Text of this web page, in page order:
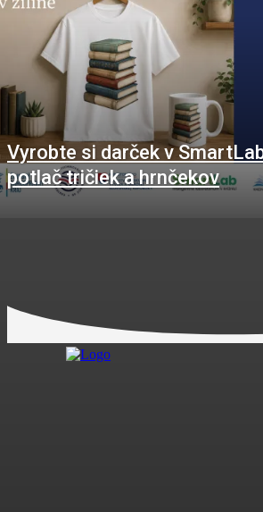
Vyrobte si darček v
potlač tričiek a hrnčekov